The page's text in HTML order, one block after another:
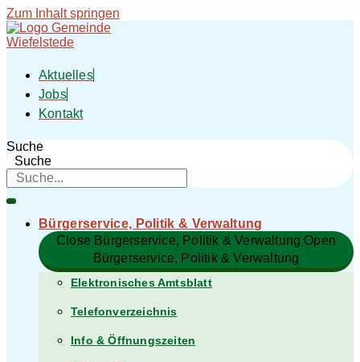
Zum Inhalt springen
Aktuelles
Jobs
Kontakt
Suche
Suche
Bürgerservice, Politik & Verwaltung​
Close Bürgerservice, Politik & Verwaltung​ Open
Bürgerservice, Politik & Verwaltung​
Elektronisches Amtsblatt
Telefonverzeichnis
Info & Öffnungszeiten